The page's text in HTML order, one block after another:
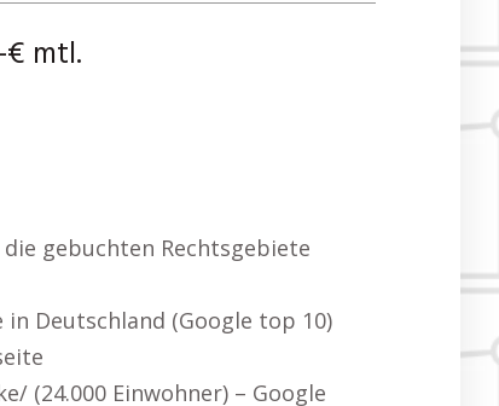
mtl.
gebuchten Rechtsgebiete
Deutschland (Google top 10)
(24.000 Einwohner) – Google